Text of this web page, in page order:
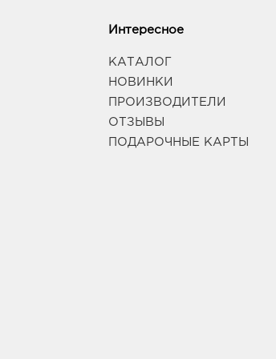
Интересное
КАТАЛОГ
НОВИНКИ
ПРОИЗВОДИТЕЛИ
ОТЗЫВЫ
ПОДАРОЧНЫЕ КАРТЫ